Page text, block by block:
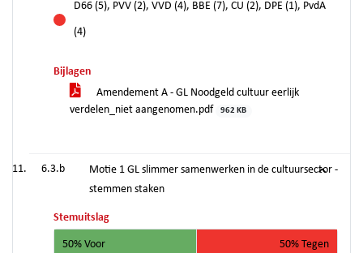
tegen
D66 (5), PVV (2), VVD (4), BBE (7), CU (2), DPE (1), PvdA
(4)
Bijlagen
Amendement A - GL Noodgeld cultuur eerlijk
verdelen_niet aangenomen.pdf
962 KB
6.3.b
Motie 1 GL slimmer samenwerken in de cultuursector -
stemmen staken
Stemuitslag
50% Voor 50% Tegen